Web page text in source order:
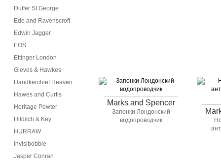
Duffer St George
Ede and Ravenscroft
Edwin Jagger
EOS
Ettinger London
Gieves & Hawkes
Handkerchief Heaven
Hawes and Curtis
Heritage Pewter
Hilditch & Key
HURRAW
Invisibobble
Jasper Conran
Marks and Spencer
Запонки Лондонский
водопроводчик